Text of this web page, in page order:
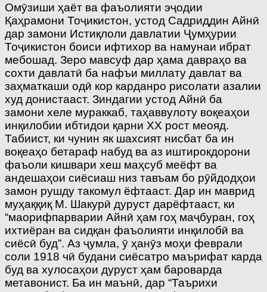
Омӯзиши ҳаёт ва фаъолияти эҷодии
Қаҳрамони Тоҷикистон, устод Садриддин Айнӣ
дар замони Истиқлоли давлатии Ҷумҳурии
Тоҷикистон боиси ифтихор ва намунаи ибрат
мебошад. Зеро мавсуф дар ҳама давраҳо ва
сохти давлатӣ ба нафъи миллату давлат ва
заҳматкаши одӣ кор карданро рисолати азалии
худ донистааст. Зиндагии устод Айнӣ ба
замони хеле мураккаб, таҳаввулоту воқеаҳои
инқилобии ибтидои қарни ХХ рост меояд.
Табиист, ки чунин як шахсият нисбат ба ин
воқеаҳо бетараф набуд ва аз иштирокдорони
фаъоли кишвари хеш маҳсуб меёфт ва
андешаҳои сиёсиаш низ тавъам бо рӯйдодҳои
замон рушду такомул ёфтааст. Дар ин маврид
муҳаққиқ М. Шакурӣ дуруст дарёфтааст, ки
“маорифпарварии Айнӣ ҳам гоҳ маҷбуран, гоҳ
ихтиёран ва сидқан фаъолияти инқилобӣ ва
сиёсӣ буд”. Аз ҷумла, ӯ ҳанӯз моҳи феврали
соли 1918 чӣ будани сиёсатро маърифат карда
буд ва хулосаҳои дуруст ҳам бароварда
метавонист. Ба ин маънӣ, дар “Таърихи